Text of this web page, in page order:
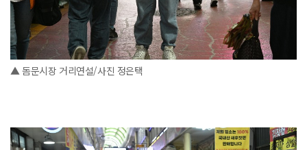
▲ 돔문시장 거리연설/사진 정은택